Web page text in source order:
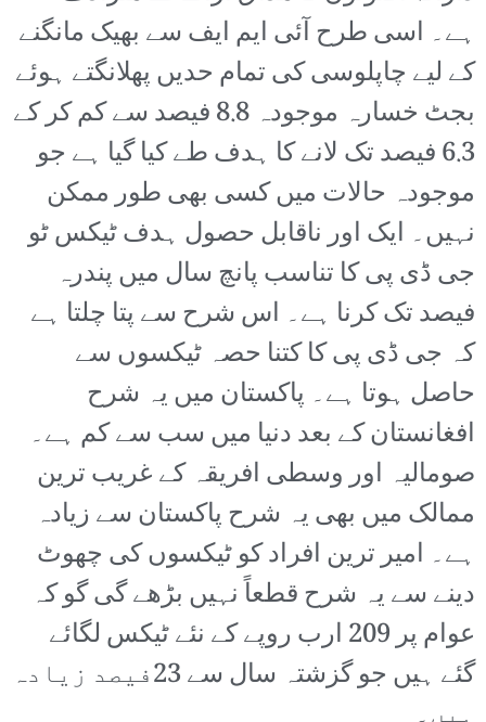
ہے۔ اسی طرح آئی ایم ایف سے بھیک مانگنے
کے لیے چاپلوسی کی تمام حدیں پھلانگتے ہوئے
بجٹ خسارہ موجودہ 8.8 فیصد سے کم کر کے
6.3 فیصد تک لانے کا ہدف طے کیا گیا ہے جو
موجودہ حالات میں کسی بھی طور ممکن
نہیں۔ ایک اور ناقابل حصول ہدف ٹیکس ٹو
جی ڈی پی کا تناسب پانچ سال میں پندرہ
فیصد تک کرنا ہے۔ اس شرح سے پتا چلتا ہے
کہ جی ڈی پی کا کتنا حصہ ٹیکسوں سے
حاصل ہوتا ہے۔ پاکستان میں یہ شرح
افغانستان کے بعد دنیا میں سب سے کم ہے۔
صومالیہ اور وسطی افریقہ کے غریب ترین
ممالک میں بھی یہ شرح پاکستان سے زیادہ
ہے۔ امیر ترین افراد کو ٹیکسوں کی چھوٹ
دینے سے یہ شرح قطعاً نہیں بڑھے گی گو کہ
عوام پر 209 ارب روپے کے نئے ٹیکس لگائے
گئے ہیں جو گزشتہ سال سے 23فیصد زیادہ